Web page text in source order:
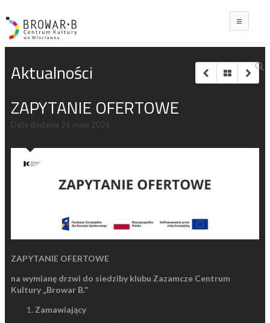
Aktualności
ZAPYTANIE OFERTOWE
Data dodania 26 maja 2026
ZAPYTANIE OFERTOWE
na wymianę drzwi do siedziby klubu Zazamcze Centrum
Kultury „Browar B.”
Zamawiający